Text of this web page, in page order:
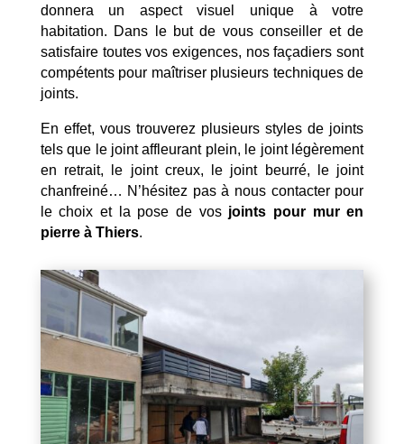
donnera un aspect visuel unique à votre
habitation. Dans le but de vous conseiller et de
satisfaire toutes vos exigences, nos façadiers sont
compétents pour maîtriser plusieurs techniques de
joints.
En effet, vous trouverez plusieurs styles de joints
tels que le joint affleurant plein, le joint légèrement
en retrait, le joint creux, le joint beurré, le joint
chanfreiné… N’hésitez pas à nous contacter pour
le choix et la pose de vos joints pour mur en
pierre à Thiers.